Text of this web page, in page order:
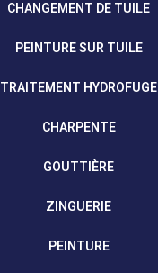
CHANGEMENT DE TUILE
PEINTURE SUR TUILE
TRAITEMENT HYDROFUGE
CHARPENTE
GOUTTIÈRE
ZINGUERIE
PEINTURE